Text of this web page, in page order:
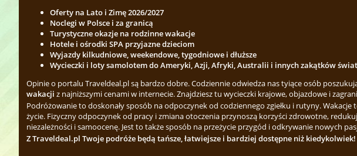
Oferty na Lato i Zimę 2026/2027
Noclegi w Polsce i za granicą
Turystyczne okazje na rodzinne wakacje
Hotele i ośrodki SPA przyjazne dzieciom
Wyjazdy kilkudniowe, weekendowe, tygodniowe i dłuższe
Wycieczki i loty samolotem do Ameryki, Azji, Afryki, Australii i innych zakątków
Opinie o portalu Traveldeal.pl są bardzo dobre. Codziennie odwiedza nas tyiące osób
wakacji z najniższymi cenami w internecie. Znajdziesz tu wycieczki krajowe, objazdowe i
Podróżowanie to doskonały sposób na odpoczynek od codziennego zgiełku i rutyny.
życie. Fizyczny odpoczynek od pracy i zmiana otoczenia przynoszą korzyści zdrowotne,
niezależności i samoocenę. Jest to także sposób na przeżycie przygód i odkrywanie nowych
Z Traveldeal.pl Twoje podróże będą tańsze, łatwiejsze i bardziej dostępne niż kiedykolwiek!